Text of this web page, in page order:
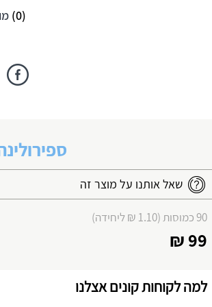
(
0
)
ספירולינה 90
שאל אותנו על מוצר זה
90 כמוסות (1.10 ₪ ליחידה)
99 ₪
למה לקוחות קונים אצלנו